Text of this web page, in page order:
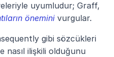
uyumludur; Graff,
önemini vurgular.
gibi sözcükleri
nasıl ilişkili olduğunu